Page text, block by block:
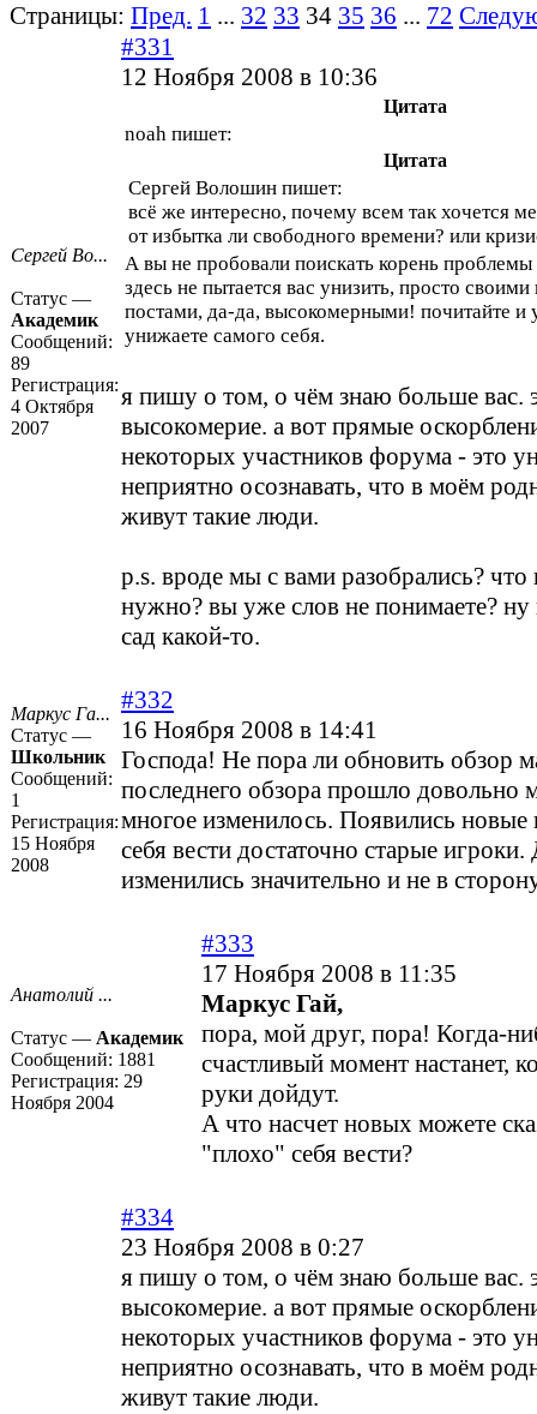
Страницы: Пред. 1 ... 32 33 34 35 36 ... 72
Сергей Во...
Статус —
Академик
Сообщений:
89
Регистрация:
4 Октября
2007
#331
12 Ноября 2008 в 10:36
Цитата
noah пишет:
Цитата
Сергей Волошин пишет:
всё же интересно, почему всем так хочется
от избытка ли свободного времени? или
А вы не пробовали поискать корень проблемы
здесь не пытается вас унизить, просто
постами, да-да, высокомерными! почитайте и
унижаете самого себя.
я пишу о том, о чём знаю больше вас.
высокомерие. а вот прямые
некоторых участников форума - это
неприятно осознавать, что в моём
живут такие люди.
p.s. вроде мы с вами разобрались? что
нужно? вы уже слов не понимаете? ну
сад какой-то.
Маркус Га...
Статус —
Школьник
Сообщений:
1
Регистрация:
15 Ноября
2008
#332
16 Ноября 2008 в 14:41
Господа! Не пора ли обновить обзор
последнего обзора прошло довольно
многое изменилось. Появились новые
себя вести достаточно старые
изменились значительно и не в
Анатолий ...
Статус — Академик
Сообщений: 1881
Регистрация: 29
Ноября 2004
#333
17 Ноября 2008 в 11:35
Маркус Гай,
пора, мой друг, пора! Когда-
счастливый момент настанет,
руки дойдут.
А что насчет новых можете
"плохо" себя вести?
#334
23 Ноября 2008 в 0:27
я пишу о том, о чём знаю больше вас.
высокомерие. а вот прямые
некоторых участников форума - это
неприятно осознавать, что в моём
живут такие люди.